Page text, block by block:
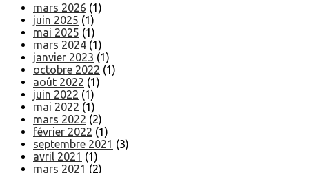
mars 2026 (1)
juin 2025 (1)
mai 2025 (1)
mars 2024 (1)
janvier 2023 (1)
octobre 2022 (1)
août 2022 (1)
juin 2022 (1)
mai 2022 (1)
mars 2022 (2)
février 2022 (1)
septembre 2021 (3)
avril 2021 (1)
mars 2021 (2)